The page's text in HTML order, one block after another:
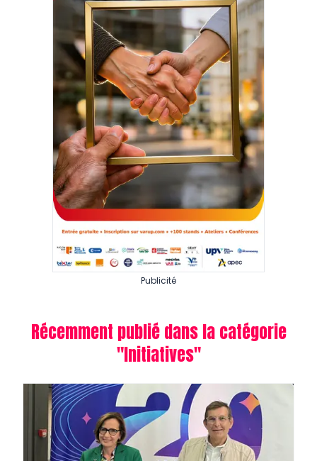
Publicité
Récemment publié dans la catégorie
"Initiatives"